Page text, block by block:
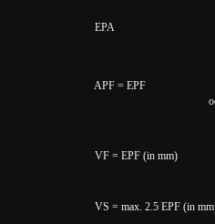
EPA
APF = EPF
VF = EPF (in mm)
VS = max. 2.5 EPF (in